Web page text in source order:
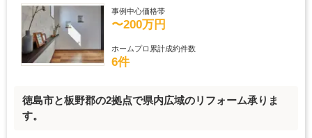
事例中心価格帯
〜200万円
ホームプロ累計成約件数
6件
徳島市と板野郡の2拠点で県内広域のリフォーム承りま
す。